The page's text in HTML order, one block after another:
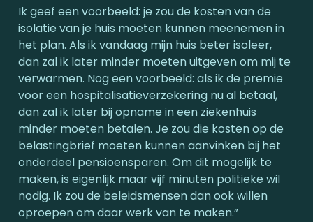
Ik geef een voorbeeld: je zou de kosten van de
isolatie van je huis moeten kunnen meenemen in
het plan. Als ik vandaag mijn huis beter isoleer,
dan zal ik later minder moeten uitgeven om mij te
verwarmen. Nog een voorbeeld: als ik de premie
voor een hospitalisatieverzekering nu al betaal,
dan zal ik later bij opname in een ziekenhuis
minder moeten betalen. Je zou die kosten op de
belastingbrief moeten kunnen aanvinken bij het
onderdeel pensioensparen. Om dit mogelijk te
maken, is eigenlijk maar vijf minuten politieke wil
nodig. Ik zou de beleidsmensen dan ook willen
oproepen om daar werk van te maken.”